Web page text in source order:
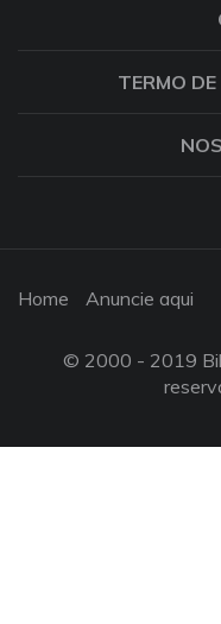
TERMO
Home Anuncie aqui
© 2000 - 2019